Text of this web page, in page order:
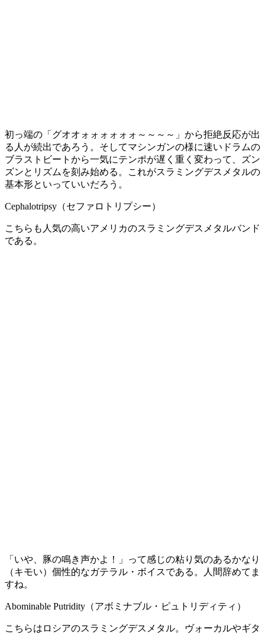
初っ端の「グオオォォォォォォ～～～～」から拒絶反応が出
る人が続出であろう。そしてマシンガンの様に速いドラムの
ブラストビートから一気にテンポが遅く重く変わって、ズン
ズンとリズムを刻み始める。これがスラミングデスメタルの
基本形といっていいだろう。
Cephalotripsy（セファロトリプシー）
こちらも人気の高いアメリカのスラミングデスメタルバンド
である。
「いや、豚の鳴き声かよ！」って感じの粘り気のあるかなり
（キモい）個性的なガテラル・ボイスである。人間辞めてま
すね。
Abominable Putridity（アボミナブル・ピュトリディティ）
こちらはロシアのスラミングデスメタル。ヴォーカルやギタ